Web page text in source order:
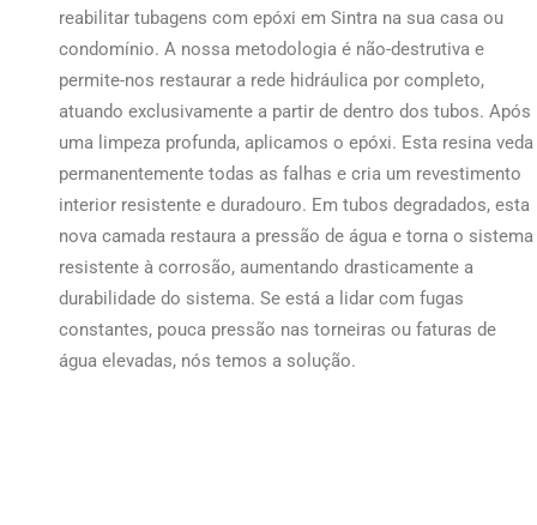
reabilitar tubagens com epóxi em Sintra na sua casa ou
condomínio. A nossa metodologia é não-destrutiva e
permite-nos restaurar a rede hidráulica por completo,
atuando exclusivamente a partir de dentro dos tubos. Após
uma limpeza profunda, aplicamos o epóxi. Esta resina veda
permanentemente todas as falhas e cria um revestimento
interior resistente e duradouro. Em tubos degradados, esta
nova camada restaura a pressão de água e torna o sistema
resistente à corrosão, aumentando drasticamente a
durabilidade do sistema. Se está a lidar com fugas
constantes, pouca pressão nas torneiras ou faturas de
água elevadas, nós temos a solução.